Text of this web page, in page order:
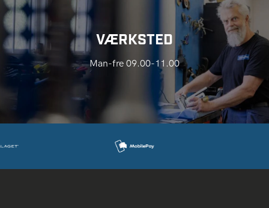
VÆRKSTED
Man-fre 09.00-11.00